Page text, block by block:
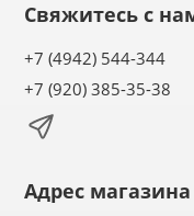
Свяжитесь с
+7 (4942) 544-344
+7 (920) 385-35-38
Адрес магазина